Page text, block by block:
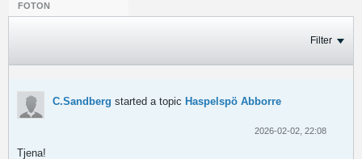
FOTON
Filter
C.Sandberg started a topic Haspelspö Abborre
2026-02-02, 22:08
Tjena!